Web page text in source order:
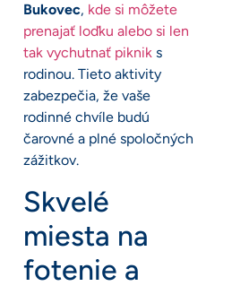
Bukovec, kde si môžete
prenajať loďku alebo si len
tak vychutnať piknik s
rodinou. Tieto aktivity
zabezpečia, že vaše
rodinné chvíle budú
čarovné a plné spoločných
zážitkov.
Skvelé
miesta na
fotenie a